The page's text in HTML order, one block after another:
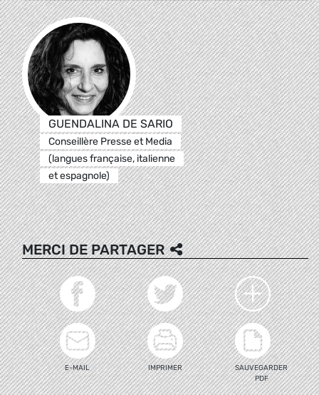
GUENDALINA DE SARIO
Conseillère Presse et Media
(langues française, italienne
et espagnole)
MERCI DE PARTAGER
E-MAIL IMPRIMER
SAUVEGARDER
PDF